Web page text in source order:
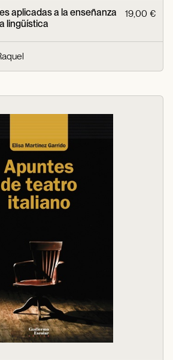
aplicadas a la enseñanza
lingüística
19,00 €